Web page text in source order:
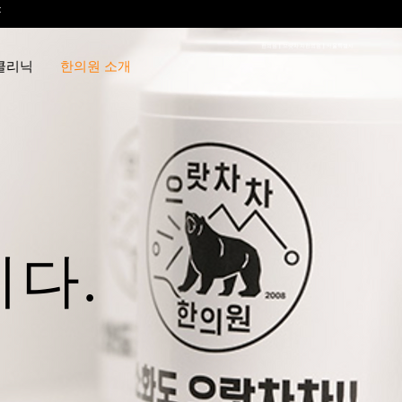
리닉 한의원 소개
다.